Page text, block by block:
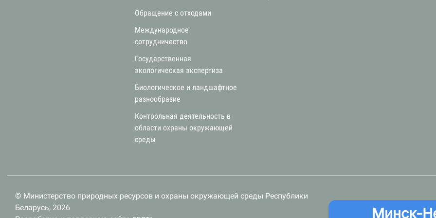
Обращение с отходами
Международное
сотрудничество
Государственная
экологическая экспертиза
Биологическое и ландшафтное
разнообразие
Контрольная деятельность в
области охраны окружающей
среды
© Министерство природных ресурсов и охраны окружающей среды Республики
Беларусь, 2026
Минск-